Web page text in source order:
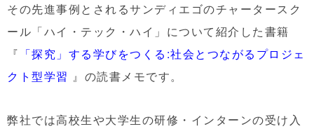
その先進事例とされるサンディエゴのチャータースク
ール「ハイ・テック・ハイ」について紹介した書籍
『 「探究」する学びをつくる:社会とつながるプロジェ
クト型学習 』の読書メモです。
弊社では高校生や大学生の研修・インターンの受け入